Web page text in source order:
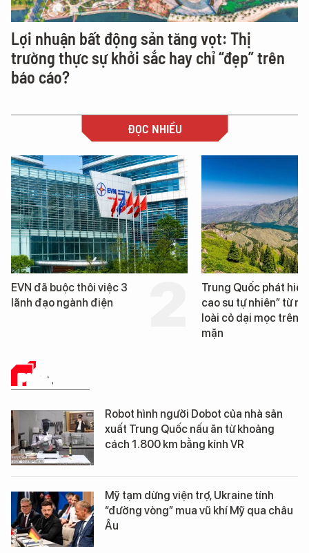
Lợi nhuận bất động sản tăng vọt: Thị
trường thực sự khởi sắc hay chỉ “đẹp” trên
báo cáo?
ĐỌC NHIỀU
Trung Quốc phát hiện “mỏ
cao su tự nhiên” từ một
Loạt dự án bất
Đà Nẵng sắp bị
PHÂN TÍCH
Robot hình người Dobot của nhà sản
xuất Trung Quốc nấu ăn từ khoảng
cách 1.800 km bằng kính VR
Mỹ tạm dừng viện trợ, Ukraine tính
“đường vòng” mua vũ khí Mỹ qua châu
Âu